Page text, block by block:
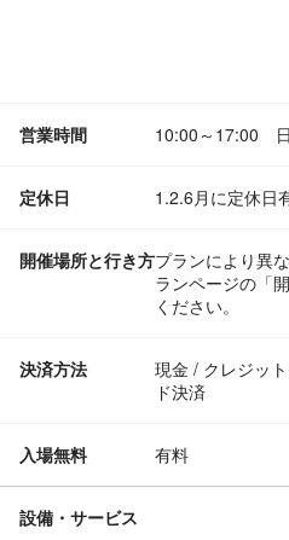
営業時間 10:00～17:00
定休日 1.2.6月に定休日
開催場所と行き方プランにより異
ランページの「
ください。
決済方法
現金 / クレジッ
ド決済
入場無料 有料
設備・サービス